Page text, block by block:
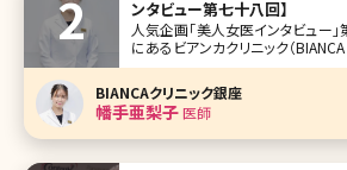
ンタビュー第七十八回】
人気企画「美人女医インタビュー
にあるビアンカクリニック（
子（はたでありす）先生です。 ビアンカクリニックは銀座・表参
道に展開し、美容外科、美容皮膚科
審美歯科まで包括的に提供。なかで
BIANCAクリニック銀座
幡手亜梨子医師